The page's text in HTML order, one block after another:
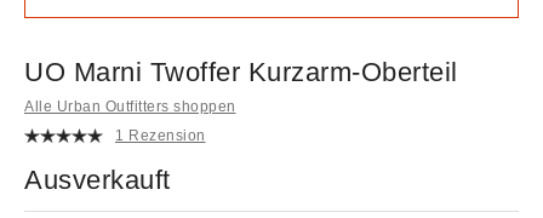
UO Marni Twoffer Kurzarm-Oberteil
Alle Urban Outfitters shoppen
1 Rezension
Ausverkauft